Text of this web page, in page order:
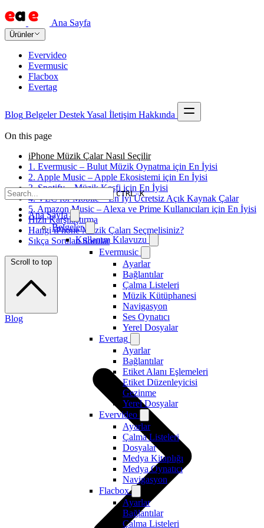
Ana Sayfa
Ürünler
Evervideo
Evermusic
Flacbox
Evertag
Blog Belgeler DestekYasal İletişim Hakkında
CTRL K
Ana Sayfa
Belgeler
Kullanım Kılavuzu
Evermusic
Ayarlar
Bağlantılar
Çalma Listeleri
Müzik Kütüphanesi
Navigasyon
Ses Oynatıcı
Yerel Dosyalar
Evertag
Ayarlar
Bağlantılar
Etiket Alanı Eşlemeleri
Etiket Düzenleyicisi
Gezinme
Yerel Dosyalar
Evervideo
Ayarlar
Çalma Listeleri
Dosyalar
Medya Kitaplığı
Medya Oynatıcı
Navigasyon
Flacbox
Ayarlar
Bağlantılar
Çalma Listeleri
On this page
iPhone Müzik Çalar Nasıl Seçilir
1. Evermusic – Bulut Müzik Oynatma için En İyisi
2. Apple Music – Apple Ekosistemi için En İyisi
3. Spotify – Müzik Keşfi için En İyisi
4. VLC for Mobile – En İyi Ücretsiz Açık Kaynak Çalar
5. Amazon Music – Alexa ve Prime Kullanıcıları için En İyisi
Hızlı Karşılaştırma
Hangi iPhone Müzik Çaları Seçmelisiniz?
Sıkça Sorulan Sorular
Scroll to top
Blog